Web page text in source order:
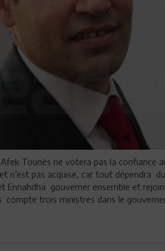
Tounès ne votera pas la confiance
n’est pas acquise, car tout dépendra
Ennahdha gouverner ensemble et
trois ministres dans le